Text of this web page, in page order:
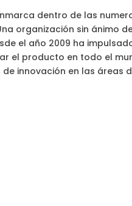
dentro de las
organización sin ánimo
el año 2009 ha
el producto en todo el
innovación en las áreas